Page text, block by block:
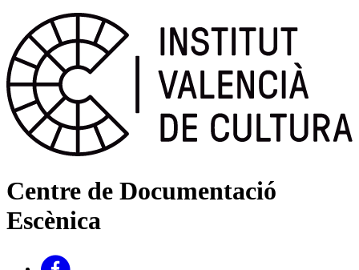
Centre de Documentació
Escènica